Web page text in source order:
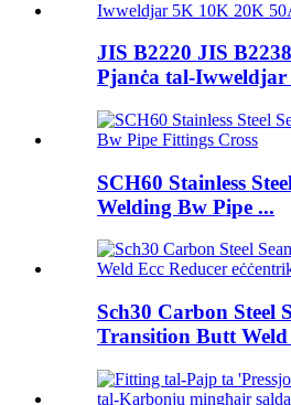
JIS B2220 JIS
Pjanċa tal-
SCH60 Stainless
Welding Bw Pipe ...
Sch30 Carbon Steel
Transition Butt Weld